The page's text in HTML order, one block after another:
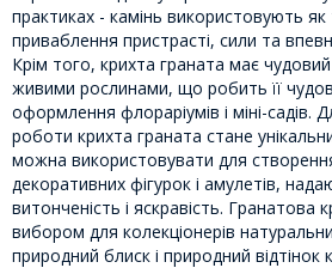
практиках - камінь використовують як
приваблення пристрасті, сили та
Крім того, крихта граната має
живими рослинами, що робить її
оформлення флораріумів і міні-садів.
роботи крихта граната стане
можна використовувати для створення
декоративних фігурок і амулетів,
витонченість і яскравість.
вибором для колекціонерів
природний блиск і природний відтінок